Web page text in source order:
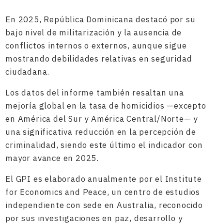
En 2025, República Dominicana destacó por su
bajo nivel de militarización y la ausencia de
conflictos internos o externos, aunque sigue
mostrando debilidades relativas en seguridad
ciudadana.
Los datos del informe también resaltan una
mejoría global en la tasa de homicidios —excepto
en América del Sur y América Central/Norte— y
una significativa reducción en la percepción de
criminalidad, siendo este último el indicador con
mayor avance en 2025.
El GPI es elaborado anualmente por el Institute
for Economics and Peace, un centro de estudios
independiente con sede en Australia, reconocido
por sus investigaciones en paz, desarrollo y